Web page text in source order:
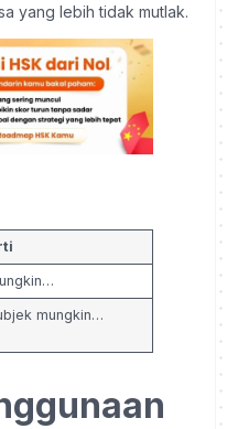
yang lebih tidak mutlak.
mungkin…